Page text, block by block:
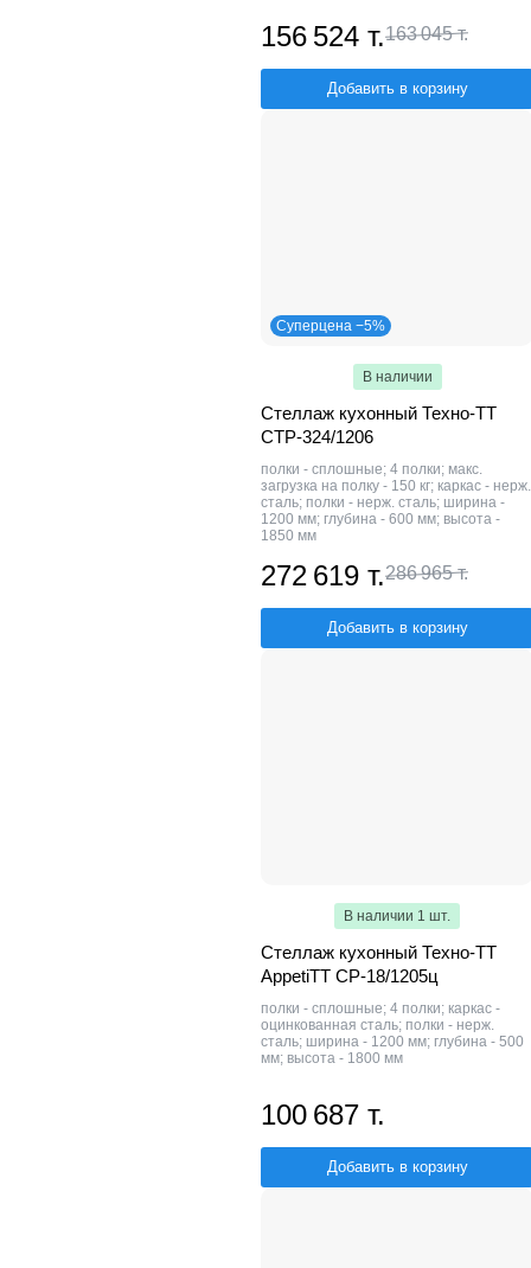
156 524 т.163 045 т.
Добавить в корзину
Суперцена −5%
В наличии
Стеллаж кухонный Техно-ТТ
СТР-324/1206
полки - сплошные; 4 полки; макс.
загрузка на полку - 150 кг; каркас - нерж.
сталь; полки - нерж. сталь; ширина -
1200 мм; глубина - 600 мм; высота -
1850 мм
272 619 т.286 965 т.
Добавить в корзину
В наличии 1 шт.
Стеллаж кухонный Техно-ТТ
AppetiTT СР-18/1205ц
полки - сплошные; 4 полки; каркас -
оцинкованная сталь; полки - нерж.
сталь; ширина - 1200 мм; глубина - 500
мм; высота - 1800 мм
100 687 т.
Добавить в корзину